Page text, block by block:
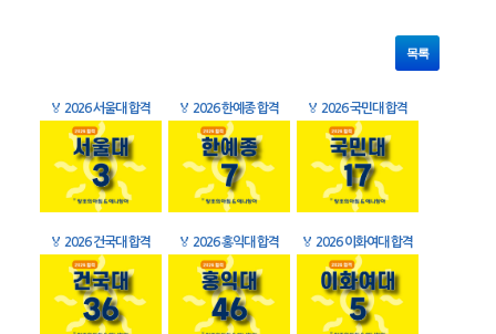
목록
🏅 2026 서울대 합격 🏅 2026 한예종 합격 🏅 2026 국민대 합격
🏅 2026 건국대 합격 🏅 2026 홍익대 합격 🏅 2026 이화여대 합격